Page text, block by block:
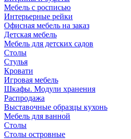
Мебель с росписью
Интерьерные рейки
Офисная мебель на заказ
Детская мебель
Мебель для детских садов
Столы
Стулья
Кровати
Игровая мебель
Шкафы. Модули хранения
Распродажа
Выставочные образцы кухонь
Мебель для ванной
Столы
Столы островные